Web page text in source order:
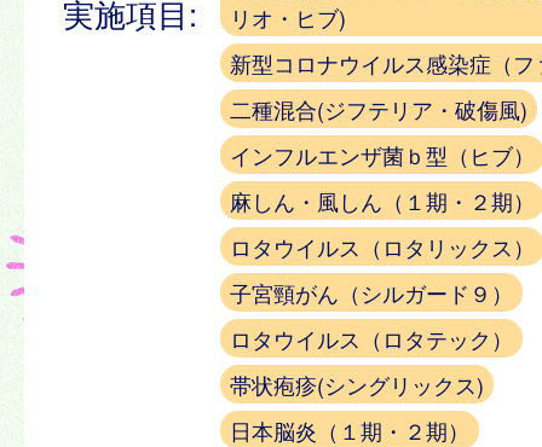
実施項目:
リオ・ヒブ)
新型コロナウイルス感染症（
二種混合(ジフテリア・破傷風)
インフルエンザ菌ｂ型（ヒブ）
麻しん・風しん（１期・２期）
ロタウイルス（ロタリックス）
子宮頸がん（シルガード９）
ロタウイルス（ロタテック）
帯状疱疹(シングリックス)
日本脳炎（１期・２期）